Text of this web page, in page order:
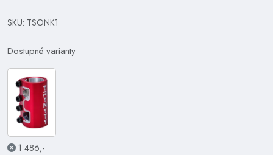
SKU: TSONK1
Dostupné varianty
1 486,-